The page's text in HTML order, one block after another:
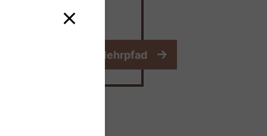
zum digitalen Atemlehrpfad